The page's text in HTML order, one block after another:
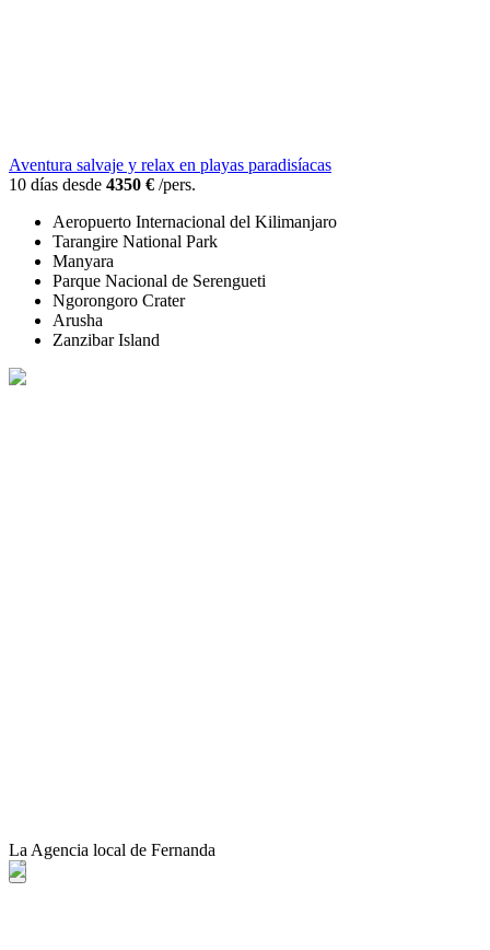
Aventura salvaje y relax en playas paradisíacas
10 días desde 4350 € /pers.
Aeropuerto Internacional del Kilimanjaro
Tarangire National Park
Manyara
Parque Nacional de Serengueti
Ngorongoro Crater
Arusha
Zanzibar Island
La Agencia local de Fernanda